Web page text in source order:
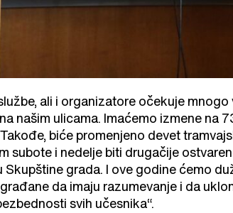
ali i organizatore očekuje
našim ulicama. Imaćemo izmene na
biće promenjeno devet
subote i nedelje biti drugačije
Skupštine grada. I ove godine ćemo
da imaju razumevanje i da
svih učesnika“.